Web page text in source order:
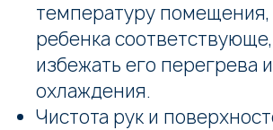
температуру помещения,
ребенка
избежать его перегрева
охлаждения.
Чистота рук и